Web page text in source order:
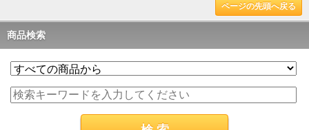
ページの先頭へ戻る
商品検索